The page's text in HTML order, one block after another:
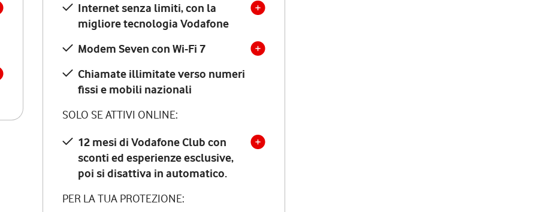
Internet senza limiti, con la
migliore tecnologia Vodafone
Modem Seven con Wi-Fi 7
Chiamate illimitate verso numeri
fissi e mobili nazionali
SOLO SE ATTIVI ONLINE:
12 mesi di Vodafone Club con
sconti ed esperienze esclusive,
poi si disattiva in automatico.
PER LA TUA PROTEZIONE: